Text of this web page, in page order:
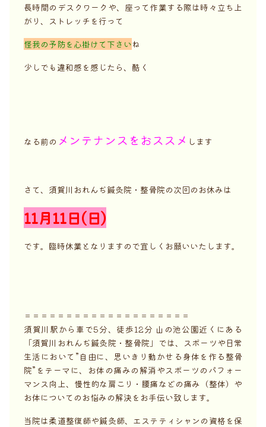
長時間のデスクワークや、座って作業する際は時々立ち上
がり、ストレッチを行って
怪我の予防を心掛けて下さいね
少しでも違和感を感じたら、酷く
なる前の メンテナンスをおススメ します
さて、須賀川おれんぢ鍼灸院・整骨院の次回のお休みは
11月11日(日)
です。臨時休業となりますので宜しくお願いいたします。
＝＝＝＝＝＝＝＝＝＝＝＝＝＝＝＝＝＝＝＝
須賀川駅から車で5分、徒歩12分 山の池公園近くにある
「須賀川おれんぢ鍼灸院・整骨院」では、スポーツや日常
生活において”自由に、思いきり動かせる身体を作る整骨
院”をテーマに、お体の痛みの解消やスポーツのパフォー
マンス向上、慢性的な肩こり・腰痛などの痛み（整体）や
お体についてのお悩みの解決をお手伝い致します。
当院は柔道整復師や鍼灸師、エステティシャンの資格を保